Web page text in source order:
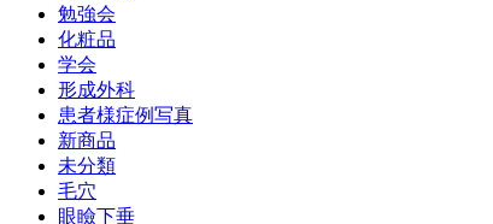
勉強会
化粧品
学会
形成外科
患者様症例写真
新商品
未分類
毛穴
眼瞼下垂